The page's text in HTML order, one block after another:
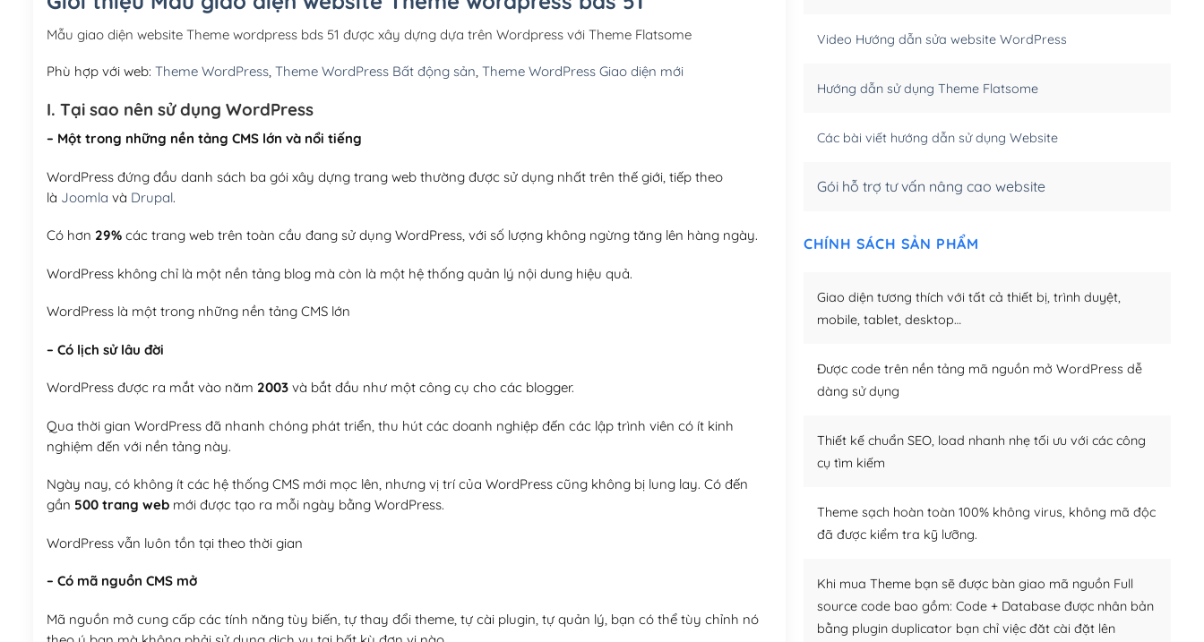
(+950,000₫)
Mẫu giao diện website Theme wordpress bds 51 được xây dựng dựa trên Wordpress với Theme Flatsome
Phù hợp với web: Theme WordPress, Theme WordPress Bất động sản, Theme WordPress Giao diện mới
I. Tại sao nên sử dụng WordPress
– Một trong những nền tảng CMS lớn và nổi tiếng
WordPress đứng đầu danh sách ba gói xây dựng trang web thường được sử dụng nhất trên thế giới, tiếp theo
là Joomla và Drupal.
Có hơn 29%các trang web trên toàn cầu đang sử dụng WordPress, với số lượng không ngừng tăng lên hàng ngày.
WordPress không chỉ là một nền tảng blog mà còn là một hệ thống quản lý nội dung hiệu quả.
WordPress là một trong những nền tảng CMS lớn
– Có lịch sử lâu đời
WordPress được ra mắt vào năm 2003và bắt đầu như một công cụ cho các blogger.
Qua thời gian WordPress đã nhanh chóng phát triển, thu hút các doanh nghiệp đến các lập trình viên có ít kinh
nghiệm đến với nền tảng này.
Ngày nay, có không ít các hệ thống CMS mới mọc lên, nhưng vị trí của WordPress cũng không bị lung lay. Có đến
gần 500 trang webmới được tạo ra mỗi ngày bằng WordPress.
WordPress vẫn luôn tồn tại theo thời gian
– Có mã nguồn CMS mở
Mã nguồn mở cung cấp các tính năng tùy biến, tự thay đổi theme, tự cài plugin, tự quản lý, bạn có thể tùy chỉnh nó
Video Hướng dẫn sửa website WordPress
Hướng dẫn sử dụng Theme Flatsome
Các bài viết hướng dẫn sử dụng Website
Gói hỗ trợ tư vấn nâng cao website
CHÍNH SÁCH SẢN PHẨM
Giao diện tương thích với tất cả thiết bị, trình duyệt,
mobile, tablet, desktop…
Được code trên nền tảng mã nguồn mở WordPress dễ
dàng sử dụng
Thiết kế chuẩn SEO, load nhanh nhẹ tối ưu với các công
cụ tìm kiếm
Theme sạch hoàn toàn 100% không virus, không mã độc
đã được kiểm tra kỹ lưỡng.
Khi mua Theme bạn sẽ được bàn giao mã nguồn Full
source code bao gồm: Code + Database được nhân bản
bằng plugin duplicator bạn chỉ việc đăt cài đặt lên